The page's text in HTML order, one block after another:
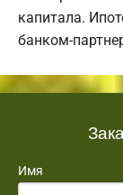
капитала.
банком-
Имя